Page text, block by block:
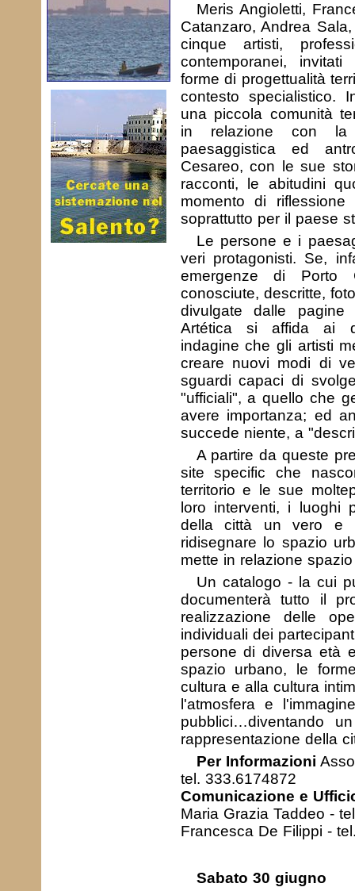
Meris Angioletti,
Catanzaro, Andrea
cinque artisti,
contemporanei,
forme di progettualità
contesto specialistico.
una piccola comunità
in relazione con
paesaggistica ed
Cesareo, con le sue
racconti, le abitudini
momento di
soprattutto per il paese
Le persone e i
veri protagonisti. Se,
emergenze di Porto
conosciute, descritte,
divulgate dalle
Artética si affida ai
indagine che gli artisti
creare nuovi modi di
sguardi capaci di
"ufficiali", a quello che
avere importanza; ed
succede niente, a
A partire da queste
site specific che
territorio e le sue
loro interventi, i luoghi
della città un vero e
ridisegnare lo spazio
mette in relazione
Un catalogo - la cui
documenterà tutto il
realizzazione delle
individuali dei
persone di diversa età
spazio urbano, le
cultura e alla cultura
l'atmosfera e
pubblici…diventando
rappresentazione della
Per Informazioni
tel. 333.6174872
Comunicazione e
Maria Grazia Taddeo -
Francesca De Filippi -
Sabato 30 giugno